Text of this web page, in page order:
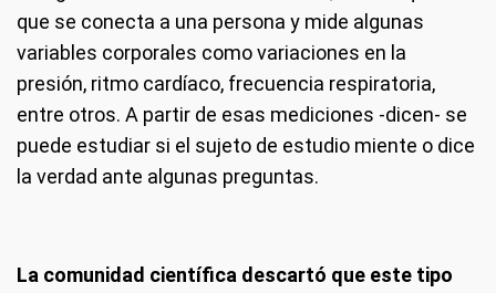
que se conecta a una persona y mide algunas
variables corporales como variaciones en la
presión, ritmo cardíaco, frecuencia respiratoria,
entre otros. A partir de esas mediciones -dicen- se
puede estudiar si el sujeto de estudio miente o dice
la verdad ante algunas preguntas.
La comunidad científica descartó que este tipo